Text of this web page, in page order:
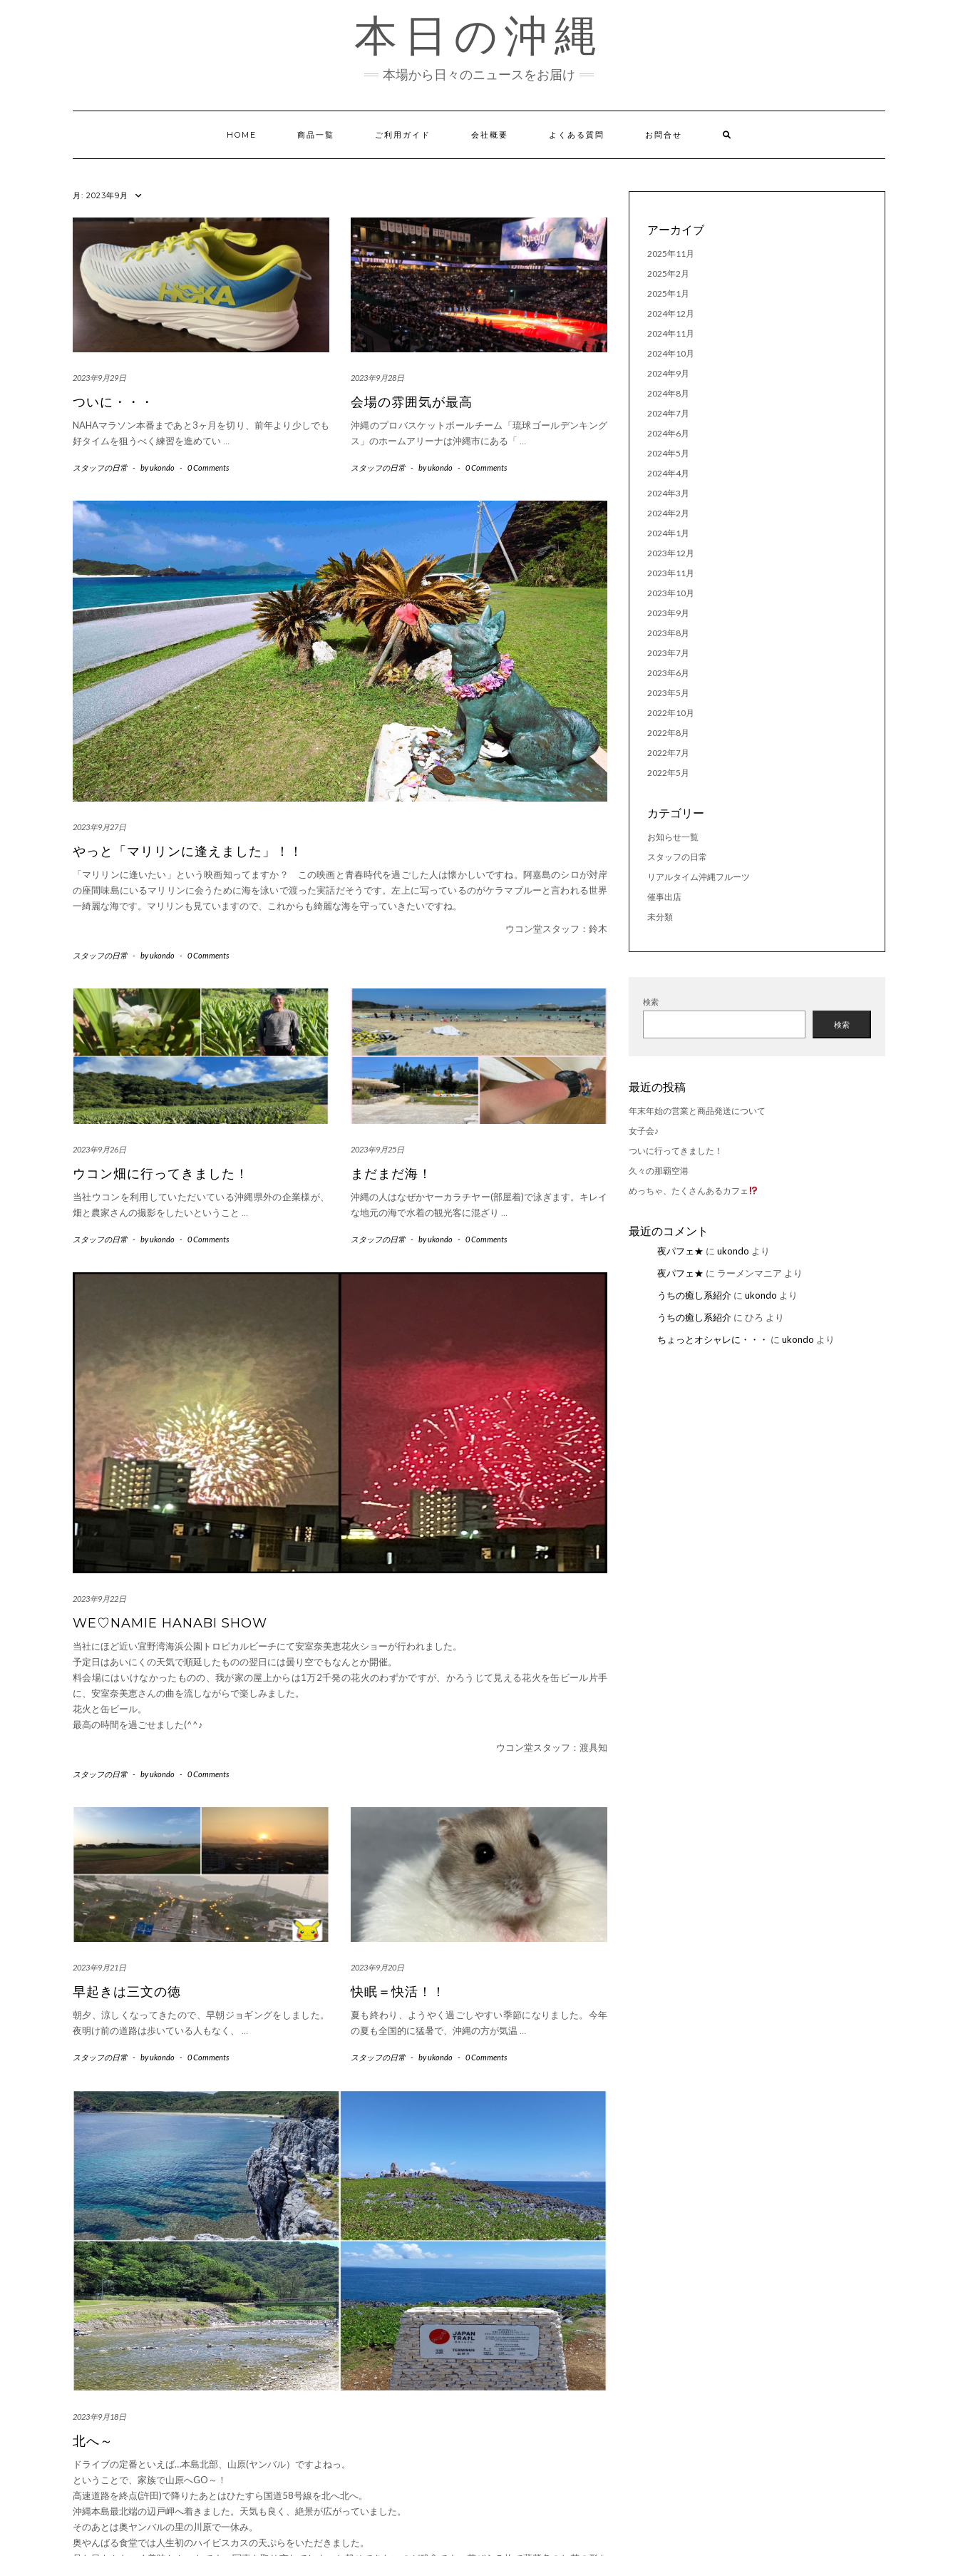
本日の沖縄
本場から日々のニュースをお届け
HOME 商品一覧 ご利用ガイド 会社概要 よくある質問 お問合せ
月: 2023年9月
2023年9月29日
ついに・・・
NAHAマラソン本番まであと3ヶ月を切り、前年より少しでも
好タイムを狙うべく練習を進めてい…
スタッフの日常 - byukondo - 0 Comments
2023年9月28日
会場の雰囲気が最高
沖縄のプロバスケットボールチーム「琉球ゴールデンキング
ス」のホームアリーナは沖縄市にある「 …
スタッフの日常 - byukondo - 0 Comments
2023年9月27日
やっと「マリリンに逢えました」！！
「マリリンに逢いたい」という映画知ってますか？ この映画と青春時代を過ごした人は懐かしいですね。阿嘉島のシロが対岸
の座間味島にいるマリリンに会うために海を泳いで渡った実話だそうです。左上に写っているのがケラマブルーと言われる世界
一綺麗な海です。マリリンも見ていますので、これからも綺麗な海を守っていきたいですね。
ウコン堂スタッフ：鈴木
スタッフの日常 - byukondo - 0 Comments
2023年9月26日
ウコン畑に行ってきました！
当社ウコンを利用していただいている沖縄県外の企業様が、
畑と農家さんの撮影をしたいということ …
スタッフの日常 - byukondo - 0 Comments
2023年9月25日
まだまだ海！
沖縄の人はなぜかヤーカラチヤー(部屋着)で泳ぎます。キレイ
な地元の海で水着の観光客に混ざり …
スタッフの日常 - byukondo - 0 Comments
2023年9月22日
WE♡NAMIE HANABI SHOW
当社にほど近い宜野湾海浜公園トロピカルビーチにて安室奈美恵花火ショーが行われました。
予定日はあいにくの天気で順延したものの翌日には曇り空でもなんとか開催。
料会場にはいけなかったものの、我が家の屋上からは1万2千発の花火のわずかですが、かろうじて見える花火を缶ビール片手
に、安室奈美恵さんの曲を流しながらで楽しみました。
花火と缶ビール。
最高の時間を過ごせました(^^♪
ウコン堂スタッフ：渡具知
スタッフの日常 - byukondo - 0 Comments
2023年9月21日
早起きは三文の徳
朝夕、涼しくなってきたので、早朝ジョギングをしました。
夜明け前の道路は歩いている人もなく、 …
スタッフの日常 - byukondo - 0 Comments
2023年9月20日
快眠＝快活！！
夏も終わり、ようやく過ごしやすい季節になりました。今年
の夏も全国的に猛暑で、沖縄の方が気温 …
スタッフの日常 - byukondo - 0 Comments
2023年9月18日
北へ～
ドライブの定番といえば…本島北部、山原(ヤンバル）ですよねっ。
ということで、家族で山原へGO～！
高速道路を終点(許田)で降りたあとはひたすら国道58号線を北へ北へ。
沖縄本島最北端の辺戸岬へ着きました。天気も良く、絶景が広がっていました。
そのあとは奥ヤンバルの里の川原で一休み。
奥やんばる食堂では人生初のハイビスカスの天ぷらをいただきました。
アーカイブ
2025年11月
2025年2月
2025年1月
2024年12月
2024年11月
2024年10月
2024年9月
2024年8月
2024年7月
2024年6月
2024年5月
2024年4月
2024年3月
2024年2月
2024年1月
2023年12月
2023年11月
2023年10月
2023年9月
2023年8月
2023年7月
2023年6月
2023年5月
2022年10月
2022年8月
2022年7月
2022年5月
カテゴリー
お知らせ一覧
スタッフの日常
リアルタイム沖縄フルーツ
催事出店
未分類
検索
検索
最近の投稿
年末年始の営業と商品発送について
女子会♪
ついに行ってきました！
久々の那覇空港
めっちゃ、たくさんあるカフェ
最近のコメント
夜パフェ★ に ukondo より
夜パフェ★ に ラーメンマニア より
うちの癒し系紹介 に ukondo より
うちの癒し系紹介 に ひろ より
ちょっとオシャレに・・・ に ukondo より